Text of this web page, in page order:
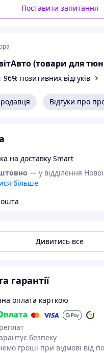
Поставити запитання
96% позитивних відгуків
Відгуки про
на доставку Smart
— у відділення
більше
Дивитись все
гарантії
оплата карткою
безпеку
гроші при відмові від